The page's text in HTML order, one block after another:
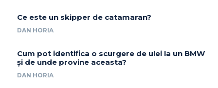
Ce este un skipper de catamaran?
DAN HORIA
Cum pot identifica o scurgere de ulei la un BMW
și de unde provine aceasta?
DAN HORIA